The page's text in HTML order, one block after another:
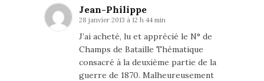
Jean-Philippe
28 janvier 2013 à 12 h 44 min
J’ai acheté, lu et apprécié le N° de
Champs de Bataille Thématique
consacré à la deuxième partie de la
guerre de 1870. Malheureusement